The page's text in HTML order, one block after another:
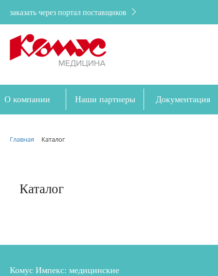
заказать через портал поставщиков
О компании Наши партнеры Документация
Главная Каталог
Каталог
Комус Импекс: медицинские